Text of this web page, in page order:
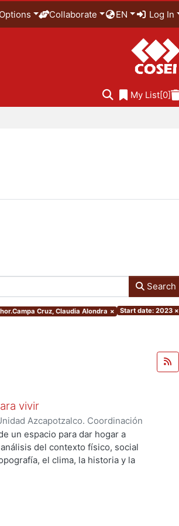
Options Collaborate EN Log In
My List[0]
Search
Cruz, Claudia Alondra × Start date: 2023 ×
vivir
Azcapotzalco. Coordinación
Cruz, Claudia Alondra;Arce
un espacio para dar hogar a
del contexto físico, social
el clima, la historia y la